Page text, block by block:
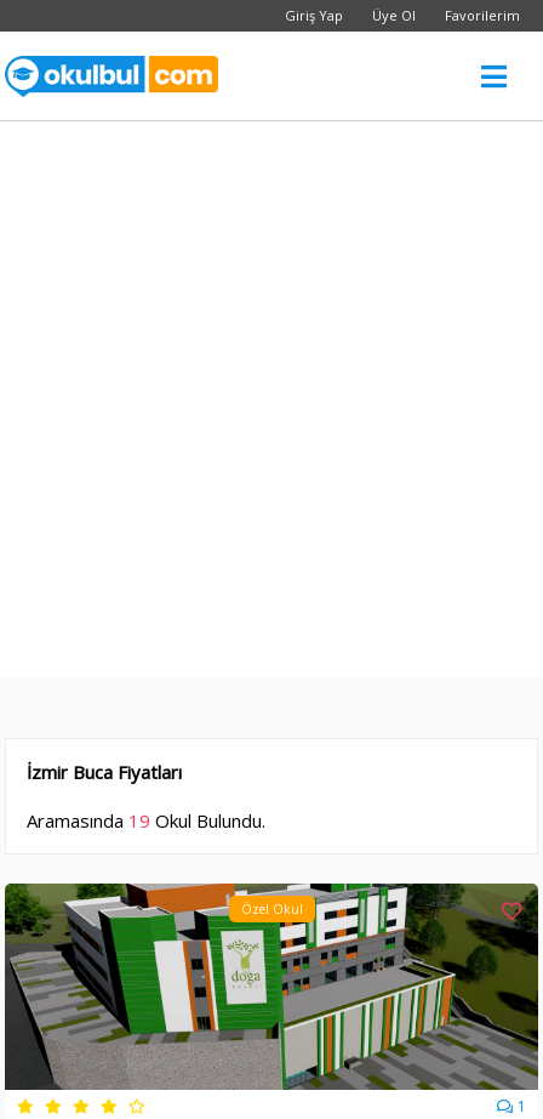
Giriş Yap Üye Ol Favorilerim
İzmir Buca Fiyatları
Aramasında 19 Okul Bulundu.
Özel Okul
1